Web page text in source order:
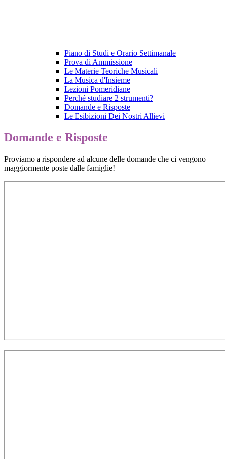
Piano di Studi e Orario Settimanale
Prova di Ammissione
Le Materie Teoriche Musicali
La Musica d'Insieme
Lezioni Pomeridiane
Perché studiare 2 strumenti?
Domande e Risposte
Le Esibizioni Dei Nostri Allievi
Domande e Risposte
Proviamo a rispondere ad alcune delle domande che ci vengono
maggiormente poste dalle famiglie!